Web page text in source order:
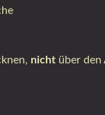
nicht über den